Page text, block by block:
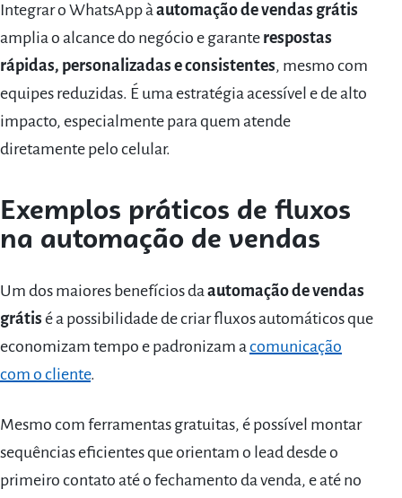
Integrar o WhatsApp àautomação de vendas grátis
amplia o alcance do negócio e garante respostas
rápidas, personalizadas e consistentes, mesmo com
equipes reduzidas. É uma estratégia acessível e de alto
impacto, especialmente para quem atende
diretamente pelo celular.
Exemplos práticos de fluxos
na automação de vendas
Um dos maiores benefícios daautomação de vendas
grátis é a possibilidade de criar fluxos automáticos que
economizam tempo e padronizam acomunicação
com o cliente.
Mesmo com ferramentas gratuitas, é possível montar
sequências eficientes que orientam o lead desde o
primeiro contato até o fechamento da venda, e até no